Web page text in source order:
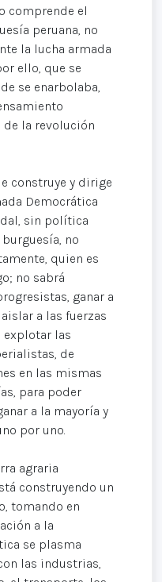
comprende el
peruana, no
la lucha armada
ello, que se
se enarbolaba,
de la revolución
construye y dirige
Democrática
sin política
no
quien es
no sabrá
ganar a
a las fuerzas
explotar las
de
en las mismas
para poder
a la mayoría y
por uno.
agraria
construyendo un
tomando en
a la
se plasma
las industrias,